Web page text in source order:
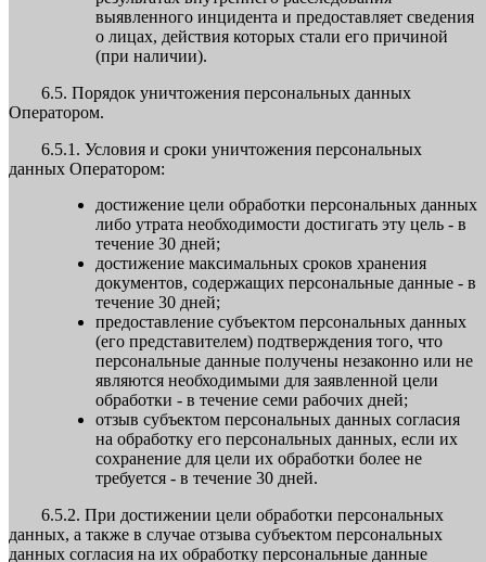
выявленного инцидента и предоставляет сведения
о лицах, действия которых стали его причиной
(при наличии).
6.5. Порядок уничтожения персональных данных
Оператором.
6.5.1. Условия и сроки уничтожения персональных
данных Оператором:
достижение цели обработки персональных данных
либо утрата необходимости достигать эту цель - в
течение 30 дней;
достижение максимальных сроков хранения
документов, содержащих персональные данные - в
течение 30 дней;
предоставление субъектом персональных данных
(его представителем) подтверждения того, что
персональные данные получены незаконно или не
являются необходимыми для заявленной цели
обработки - в течение семи рабочих дней;
отзыв субъектом персональных данных согласия
на обработку его персональных данных, если их
сохранение для цели их обработки более не
требуется - в течение 30 дней.
6.5.2. При достижении цели обработки персональных
данных, а также в случае отзыва субъектом персональных
данных согласия на их обработку персональные данные